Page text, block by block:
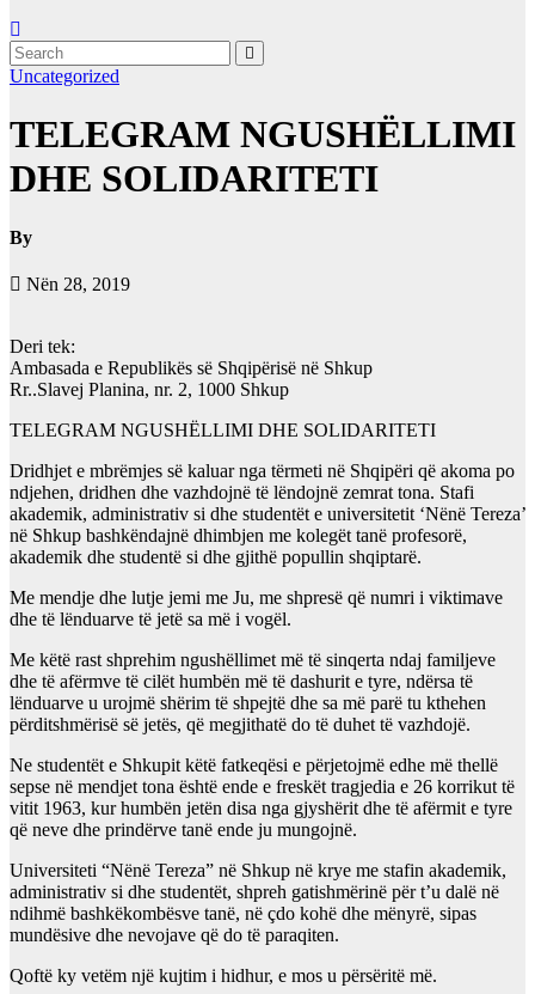
Uncategorized
TELEGRAM NGUSHËLLIMI
DHE SOLIDARITETI
By
Nën 28, 2019
Deri tek:
Ambasada e Republikës së Shqipërisë në Shkup
Rr..Slavej Planina, nr. 2, 1000 Shkup
TELEGRAM NGUSHËLLIMI DHE SOLIDARITETI
Dridhjet e mbrëmjes së kaluar nga tërmeti në Shqipëri që akoma po
ndjehen, dridhen dhe vazhdojnë të lëndojnë zemrat tona. Stafi
akademik, administrativ si dhe studentët e universitetit ‘Nënë Tereza’
në Shkup bashkëndajnë dhimbjen me kolegët tanë profesorë,
akademik dhe studentë si dhe gjithë popullin shqiptarë.
Me mendje dhe lutje jemi me Ju, me shpresë që numri i viktimave
dhe të lënduarve të jetë sa më i vogël.
Me këtë rast shprehim ngushëllimet më të sinqerta ndaj familjeve
dhe të afërmve të cilët humbën më të dashurit e tyre, ndërsa të
lënduarve u urojmë shërim të shpejtë dhe sa më parë tu kthehen
përditshmërisë së jetës, që megjithatë do të duhet të vazhdojë.
Ne studentët e Shkupit këtë fatkeqësi e përjetojmë edhe më thellë
sepse në mendjet tona është ende e freskët tragjedia e 26 korrikut të
vitit 1963, kur humbën jetën disa nga gjyshërit dhe të afërmit e tyre
që neve dhe prindërve tanë ende ju mungojnë.
Universiteti “Nënë Tereza” në Shkup në krye me stafin akademik,
administrativ si dhe studentët, shpreh gatishmërinë për t’u dalë në
ndihmë bashkëkombësve tanë, në çdo kohë dhe mënyrë, sipas
mundësive dhe nevojave që do të paraqiten.
Qoftë ky vetëm një kujtim i hidhur, e mos u përsëritë më.